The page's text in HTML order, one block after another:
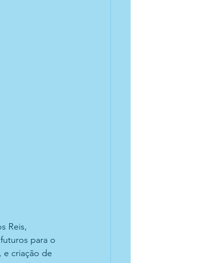
Reis,
para o
criação de